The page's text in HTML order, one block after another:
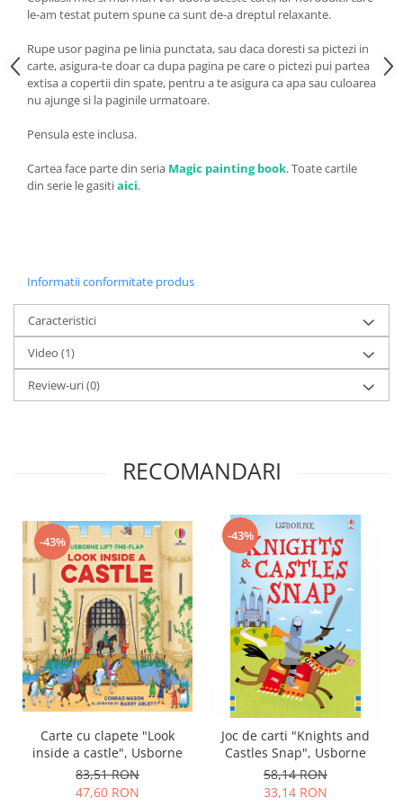
le-am testat putem spune ca sunt de-a dreptul relaxante.
Rupe usor pagina pe linia punctata, sau daca doresti sa pictezi in
carte, asigura-te doar ca dupa pagina pe care o pictezi pui partea
extisa a copertii din spate, pentru a te asigura ca apa sau culoarea
nu ajunge si la paginile urmatoare.
Pensula este inclusa.
Cartea face parte din seria Magic painting book. Toate cartile
din serie le gasitiaici.
Informatii conformitate produs
Caracteristici
Video (1)
Review-uri(0)
RECOMANDARI
-43%
Carte cu clapete "Look
inside a castle", Usborne
83,51 RON
47,60 RON
-43%
Joc de carti "Knights and
Castles Snap", Usborne
58,14 RON
33,14 RON